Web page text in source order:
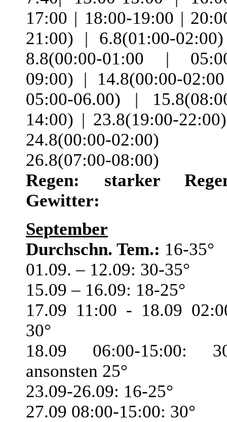
17:00 | 18:00-19:00 |
21:00) | 6.8(01:00-
8.8(00:00-01:00 |
09:00) | 14.8(00:00-
05:00-06.00) |
14:00) | 23.8(19:00-
24.8(00:00-
26.8(07:00-08:00)
Regen:
starker
Gewitter:
September
Durchschn. Tem.: 16-35°
01.09. – 12.09: 30-35°
15.09 – 16.09: 18-25°
17.09 11:00 - 18.09
30°
18.09 06:00-15:00:
ansonsten 25°
23.09-26.09: 16-25°
27.09 08:00-15:00: 30°